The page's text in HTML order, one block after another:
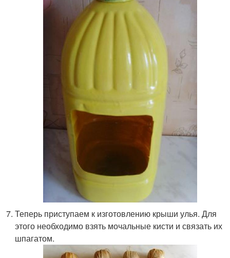
Теперь приступаем к изготовлению крыши улья. Для
этого необходимо взять мочальные кисти и связать их
шпагатом.